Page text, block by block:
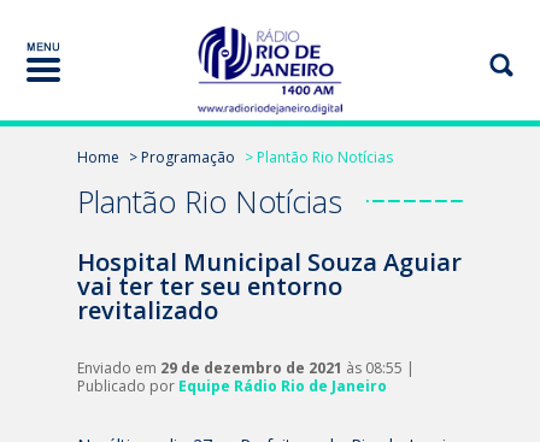
Home > Programação > Plantão Rio Notícias
Plantão Rio Notícias
Hospital Municipal Souza Aguiar
vai ter ter seu entorno
revitalizado
Enviado em 29 de dezembro de 2021 às 08:55 |
Publicado por Equipe Rádio Rio de Janeiro